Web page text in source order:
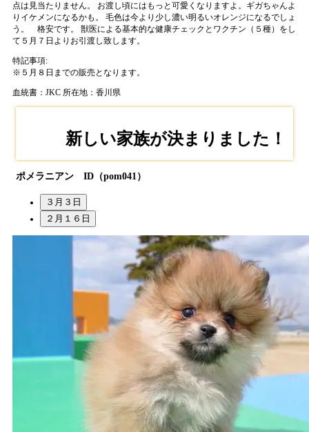
点は見当たりません。 お渡し頃にはもっと可愛くなりますよ。ギガちゃんよ
りイケメンになるかも。 毛色は今より少し濃い明るいオレンジになるでしょ
う。 格安です。 獣医による基本的な健康チェックとワクチン（５種）をし
て５月７日よりお引渡し致します。
特記事項:
※ ５月８日までの販売となります。
血統書：JKC 所在地：香川県
新しい家族が決まりました！
ポメラニアン ID（pom041）
３月３日
２月１６日